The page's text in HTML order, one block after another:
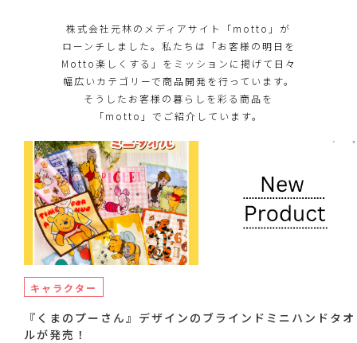
株式会社元林のメディアサイト「motto」が
ローンチしました。私たちは「お客様の明日を
Motto楽しくする」をミッションに掲げて日々
幅広いカテゴリーで商品開発を行っています。
そうしたお客様の暮らしを彩る商品を
「motto」でご紹介しています。
キャラクター
『くまのプーさん』デザインのブラインドミニハンドタオ
ルが発売！